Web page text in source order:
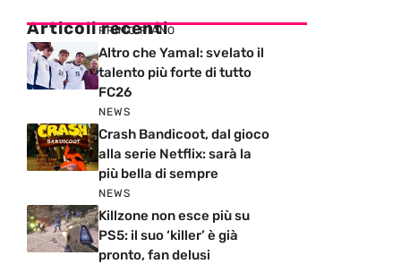
Articoli recenti
PRIMO PIANO
Altro che Yamal: svelato il
talento più forte di tutto
FC26
NEWS
Crash Bandicoot, dal gioco
alla serie Netflix: sarà la
più bella di sempre
NEWS
Killzone non esce più su
PS5: il suo ‘killer’ è già
pronto, fan delusi